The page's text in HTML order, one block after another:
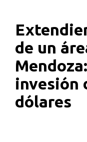
de un
invesión
dólares